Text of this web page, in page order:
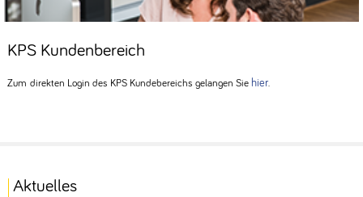
KPS Kundenbereich
Zum direkten Login des KPS Kundebereichs gelangen Sie hier.
Aktuelles